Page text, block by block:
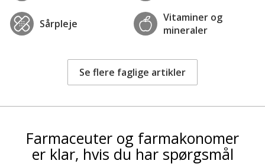
Sårpleje
Vitaminer og
mineraler
Se flere faglige artikler
Farmaceuter og farmakonomer
er klar, hvis du har spørgsmål